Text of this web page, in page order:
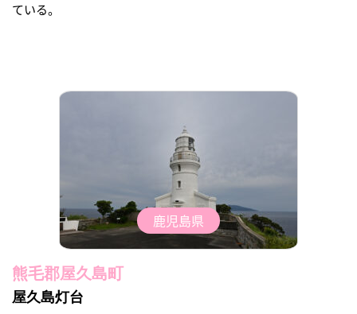
ている。
鹿児島県
熊毛郡屋久島町
屋久島灯台